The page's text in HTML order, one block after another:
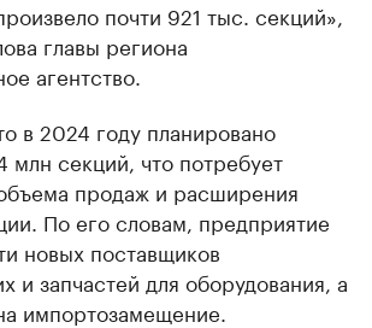
почти 921 тыс. секций»,
главы региона
агентство.
в 2024 году планировано
млн секций, что потребует
продаж и расширения
По его словам, предприятие
новых поставщиков
и запчастей для оборудования, а
импортозамещение.